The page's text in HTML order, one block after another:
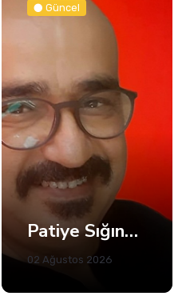
Güncel
21 Yaşındaki Efe Berat Mama Hayatını Kaybetti
02 Ağustos 2026